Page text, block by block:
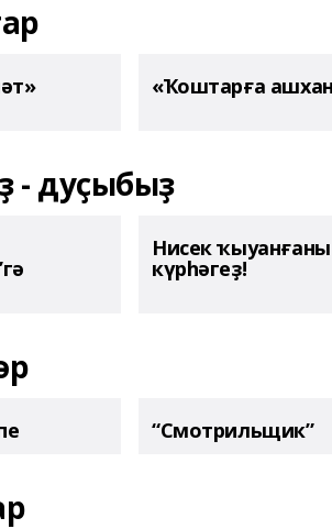
«Ҡоштарға
- дуҫыбыҙ
Нисек
күрһәгеҙ!
“Смотрильщик”